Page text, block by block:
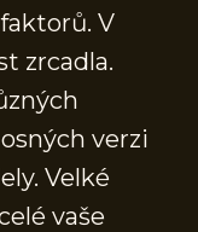
V
zrcadla.
verzi
Velké
vaše